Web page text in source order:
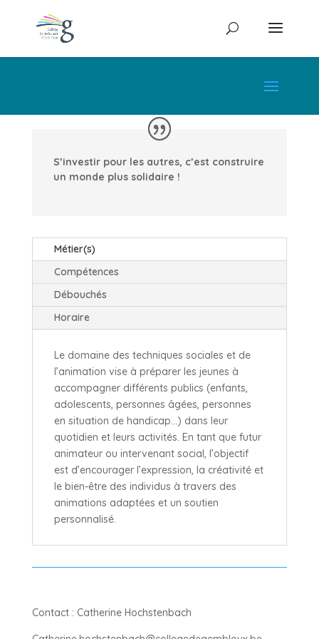
S’investir pour les autres, c’est construire
un monde plus solidaire !
Métier(s)
Compétences
Débouchés
Horaire
Le domaine des techniques sociales et de
l’animation vise à préparer les jeunes à
accompagner différents publics (enfants,
adolescents, personnes âgées, personnes
en situation de handicap…) dans leur
quotidien et leurs activités. En tant que futur
animateur ou intervenant social, l’objectif
est d’encourager l’expression, la créativité et
le bien-être des individus à travers des
animations adaptées et un soutien
personnalisé.
Contact : Catherine Hochstenbach